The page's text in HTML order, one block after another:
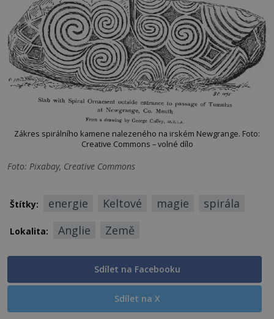
Zákres spirálního kamene nalezeného na irském Newgrange. Foto:
Creative Commons – volné dílo
Foto: Pixabay, Creative Commons
Štítky: energie Keltové magie spirála
Lokalita: Anglie Země
Sdílet na Facebooku
Sdílet na X